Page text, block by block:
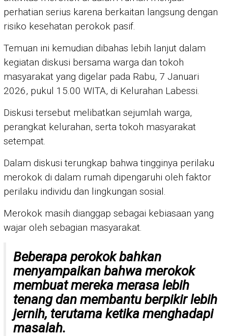
perhatian serius karena berkaitan langsung dengan
risiko kesehatan perokok pasif.
Temuan ini kemudian dibahas lebih lanjut dalam
kegiatan diskusi bersama warga dan tokoh
masyarakat yang digelar pada Rabu, 7 Januari
2026, pukul 15.00 WITA, di Kelurahan Labessi.
Diskusi tersebut melibatkan sejumlah warga,
perangkat kelurahan, serta tokoh masyarakat
setempat.
Dalam diskusi terungkap bahwa tingginya perilaku
merokok di dalam rumah dipengaruhi oleh faktor
perilaku individu dan lingkungan sosial.
Merokok masih dianggap sebagai kebiasaan yang
wajar oleh sebagian masyarakat.
Beberapa perokok bahkan
menyampaikan bahwa merokok
membuat mereka merasa lebih
tenang dan membantu berpikir lebih
jernih, terutama ketika menghadapi
masalah.